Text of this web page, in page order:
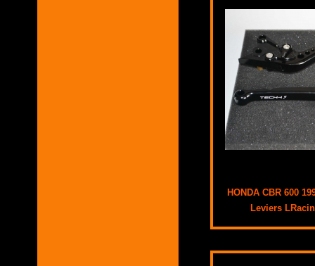
HONDA CBR 600
Leviers